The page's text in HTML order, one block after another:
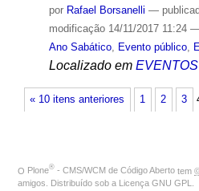
por Rafael Borsanelli —
modificação14/11/2017 11:24 —
Ano Sabático, Evento público,
Localizado em EVENTOS
« 10 itens anteriores 1 2 3
O Plone® - CMS/WCM de Código Aberto tem
amigos. Distribuído sob a
Licença GNU GPL